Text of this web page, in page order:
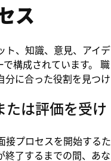
ス
ト、知識、意見、アイデ
構成されています。 職
分に合った役割を見つけ
たは評価を受け
接プロセスを開始するた
終了するまでの間、あな